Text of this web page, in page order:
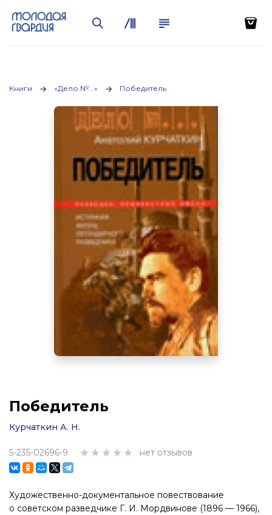
Книги «Дело №...» Победитель
Победитель
Курчаткин А. Н.
5-235-02696-9 нет отзывов
Художественно-документальное повествование
о советском разведчике Г. И. Мордвинове (1896 — 1966),